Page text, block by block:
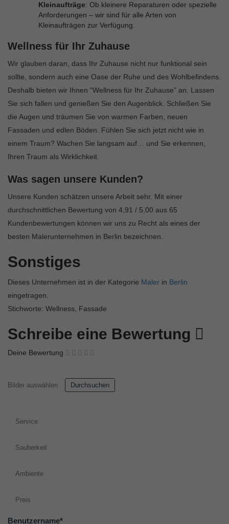
Kleinaufträge: Ob kleinere Reparaturen oder spezielle
Anforderungen – wir sind für alle Arten von
Kleinaufträgen zur Verfügung.
Wellness für Ihr Zuhause
Wir glauben daran, dass Ihr Zuhause nicht nur funktional sein
sollte, sondern auch eine Oase der Ruhe und des Wohlbefindens.
Deshalb bieten wir Ihnen “Wellness für Ihr Zuhause” an. Lassen
Sie sich fallen und genießen Sie den Augenblick. Schließen Sie
die Augen und träumen Sie von warmen Farben, neuen
Fassaden und edlen Böden. Fühlen Sie sich jetzt nicht wie in
einem Traum? Wachen Sie langsam auf… und Sie erkennen,
Ihren Traum als Wirklichkeit.
Was sagen unsere Kunden?
Unsere Kunden schätzen unsere Arbeit sehr. Mit einer
durchschnittlichen Bewertung von 4,91 / 5,00 aus 65
Kundenbewertungen können wir uns zu Recht als eines der
besten Malerunternehmen in Berlin bezeichnen.
Sonstiges
Dieses Unternehmen ist in der Kategorie Maler in Berlin
eingetragen.
Stichworte: Wellness, Fassade
Schreibe eine Bewertung
Deine Bewertung
Bilder auswählen Durchsuchen
Service
Sauberkeit
Ambiente
Preis
Benutzername*